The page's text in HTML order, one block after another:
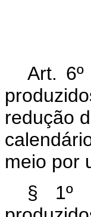
Art.
redução
meio por
§ 1º